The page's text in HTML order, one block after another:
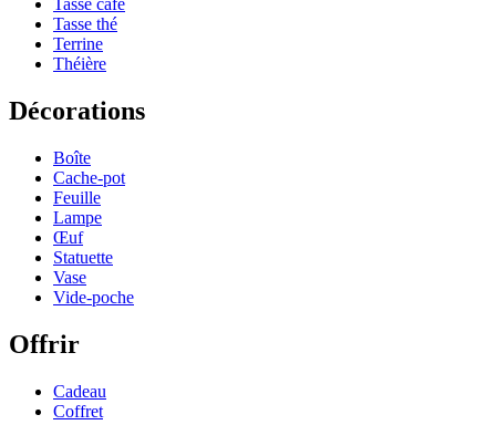
Tasse café
Tasse thé
Terrine
Théière
Décorations
Boîte
Cache-pot
Feuille
Lampe
Œuf
Statuette
Vase
Vide-poche
Offrir
Cadeau
Coffret